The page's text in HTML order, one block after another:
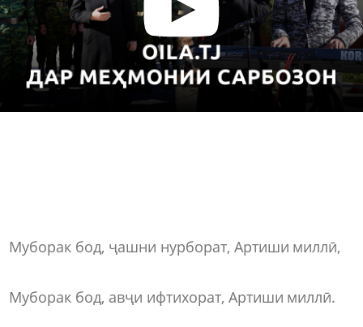
Муборак бод, ҷашни нурборат, Артиши миллӣ,
Муборак бод, авҷи ифтихорат, Артиши миллӣ.